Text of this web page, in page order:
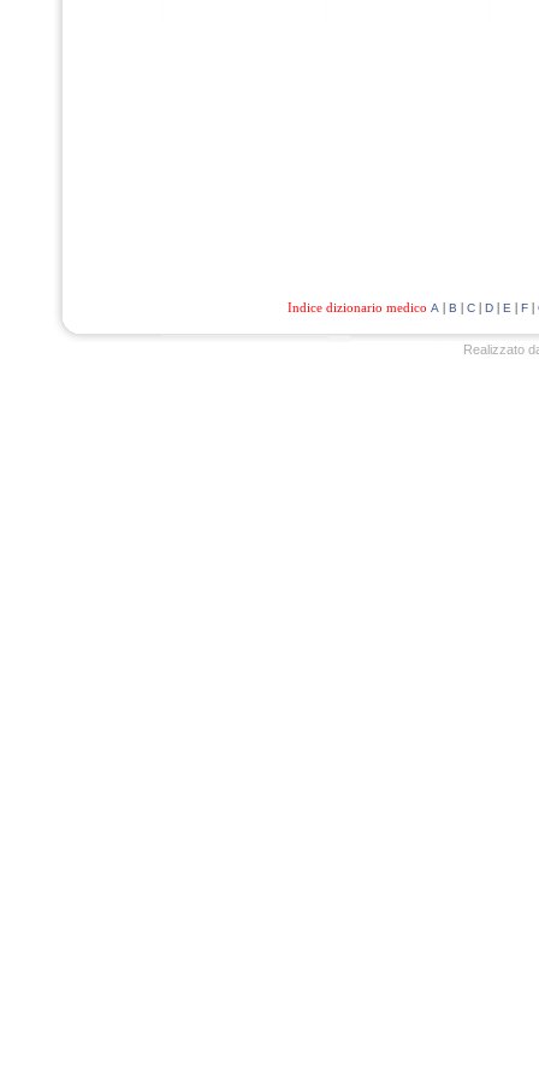
Indice dizionario medico A | B | C| D| E | F|
Realizzato